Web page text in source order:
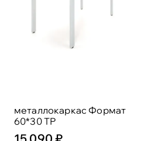
металлокаркас Формат
60*30 ТР